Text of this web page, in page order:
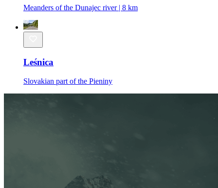
Meanders of the Dunajec river | 8 km
Leśnica
Slovakian part of the Pieniny